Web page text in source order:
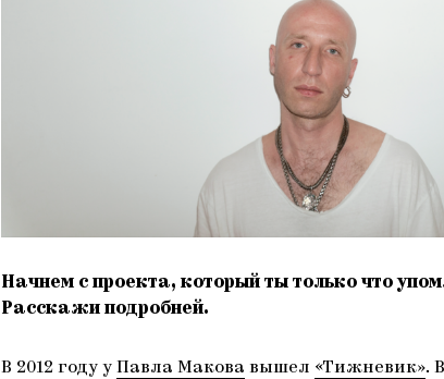
Начнем с проекта, который ты только что
Расскажи подробней.
В 2012 году у Павла Макова вышел «Тижневик».